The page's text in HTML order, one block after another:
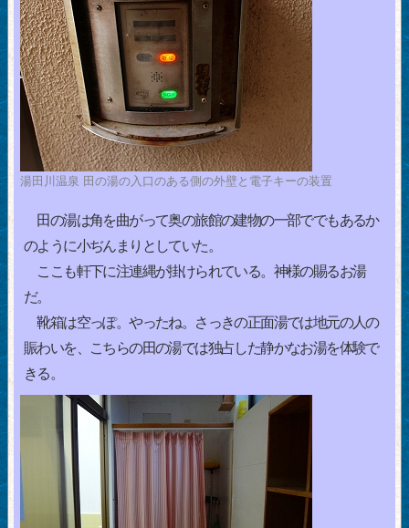
湯田川温泉 田の湯の入口のある側の外壁と電子キーの装置
田の湯は角を曲がって奥の旅館の建物の一部ででもあるか
のように小ぢんまりとしていた。
ここも軒下に注連縄が掛けられている。神様の賜るお湯
だ。
靴箱は空っぽ。やったね。さっきの正面湯では地元の人の
賑わいを、こちらの田の湯では独占した静かなお湯を体験で
きる。